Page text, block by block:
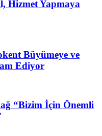
Hizmet Yapmaya
Büyümeye ve
Ediyor
“Bizim İçin Önemli